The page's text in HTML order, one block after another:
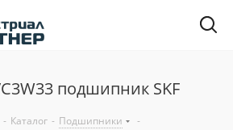
подшипник SKF
- Каталог - Подшипники
-